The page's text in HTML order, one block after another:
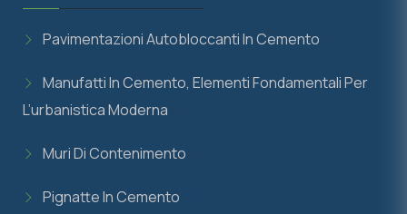
Pavimentazioni Autobloccanti In Cemento
Manufatti In Cemento, Elementi Fondamentali Per
L’urbanistica Moderna
Muri Di Contenimento
Pignatte In Cemento